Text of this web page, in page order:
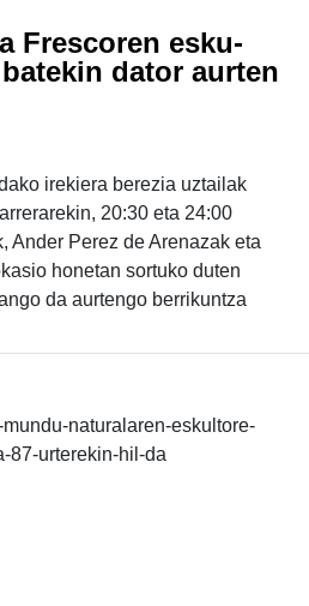
Frescoren esku-
dator aurten
irekiera berezia uztailak
20:30 eta 24:00
Ander Perez de Arenazak eta
honetan sortuko duten
da aurtengo berrikuntza